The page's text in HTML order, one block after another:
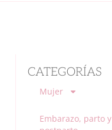
CATEGORÍAS
Mujer
Embarazo, parto y